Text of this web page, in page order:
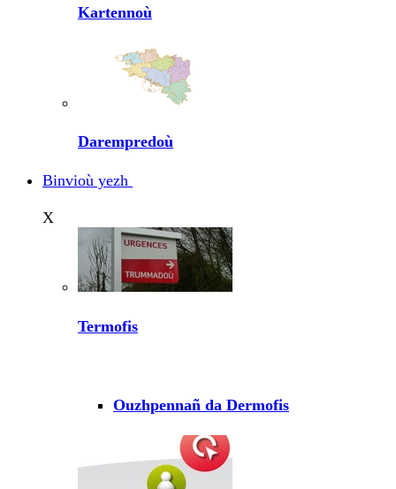
Kartennoù
Darempredoù
Binvioù yezh
X
Termofis
Ouzhpennañ da Dermofis